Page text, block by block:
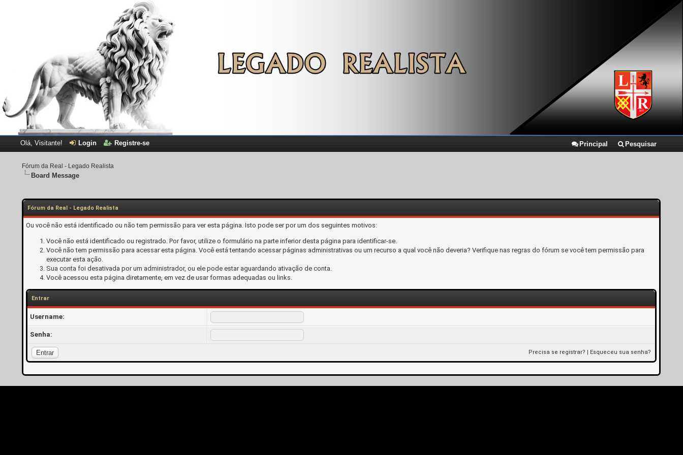
Principal Pesquisar
Olá, Visitante! Login Registre-se
Fórum da Real - Legado Realista
Board Message
Fórum da Real - Legado Realista
Ou você não está identificado ou não tem permissão para ver esta página. Isto pode ser por um dos seguintes motivos:
Você não está identificado ou registrado. Por favor, utilize o formulário na parte inferior desta página para identificar-se.
Você não tem permissão para acessar esta página. Você está tentando acessar páginas administrativas ou um recurso a qual você não deveria? Verifique nas regras do fórum se você tem permissão para
executar esta ação.
Sua conta foi desativada por um administrador, ou ele pode estar aguardando ativação de conta.
Você acessou esta página diretamente, em vez de usar formas adequadas ou links.
Entrar
Username:
Senha:
Precisa se registrar? | Esqueceu sua senha?